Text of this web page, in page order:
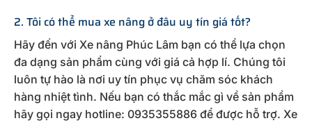
2. Tôi có thể mua xe nâng ở đâu uy tín giá tốt?
Hãy đến với Xe nâng Phúc Lâm bạn có thể lựa chọn
đa dạng sản phẩm cùng với giá cả hợp lí. Chúng tôi
luôn tự hào là nơi uy tín phục vụ chăm sóc khách
hàng nhiệt tình. Nếu bạn có thắc mắc gì về sản phẩm
hãy gọi ngay hotline: 0935355886 để được hỗ trợ. Xe